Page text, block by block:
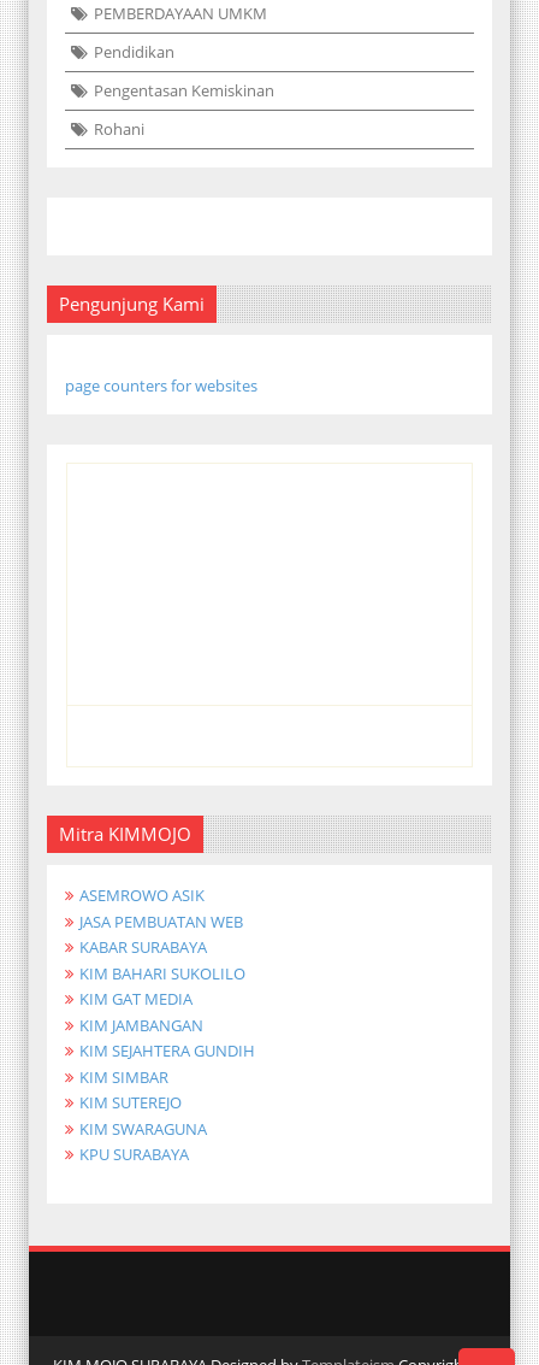
PEMBERDAYAAN UMKM
Pendidikan
Pengentasan Kemiskinan
Rohani
Pengunjung Kami
page counters for websites
Mitra KIMMOJO
ASEMROWO ASIK
JASA PEMBUATAN WEB
KABAR SURABAYA
KIM BAHARI SUKOLILO
KIM GAT MEDIA
KIM JAMBANGAN
KIM SEJAHTERA GUNDIH
KIM SIMBAR
KIM SUTEREJO
KIM SWARAGUNA
KPU SURABAYA